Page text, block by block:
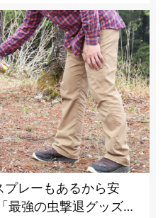
レーもあるから安